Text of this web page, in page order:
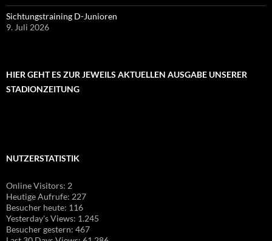
Sichtungstraining D-Junioren
9. Juli 2026
HIER GEHT ES ZUR JEWEILS AKTUELLEN AUSGABE UNSERER
STADIONZEITUNG
NUTZERSTATISTIK
Online Visitors: 2
Heutige Aufrufe: 227
Besucher heute: 116
Yesterday's Views: 1.245
Besucher gestern: 467